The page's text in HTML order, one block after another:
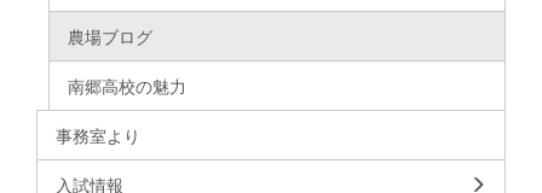
農場ブログ
南郷高校の魅力
事務室より
入試情報